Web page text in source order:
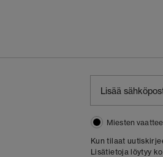
Miesten
Kun tilaat
Lisätietoja löytyy